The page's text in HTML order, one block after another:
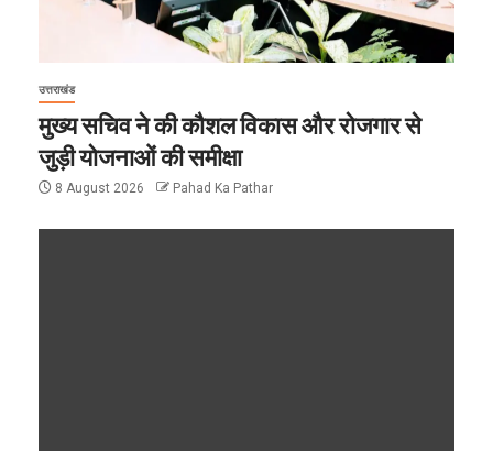
उत्तराखंड
मुख्य सचिव ने की कौशल विकास और रोजगार से
जुड़ी योजनाओं की समीक्षा
8 August 2026 Pahad Ka Pathar